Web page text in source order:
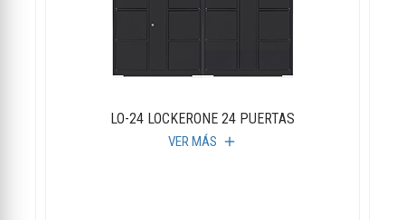
LO-24 LOCKERONE 24 PUERTAS
VER MÁS add